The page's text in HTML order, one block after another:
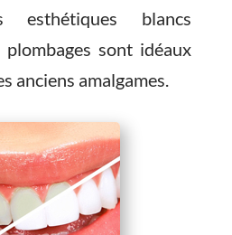
esthétiques blancs
plombages sont idéaux
anciens amalgames.